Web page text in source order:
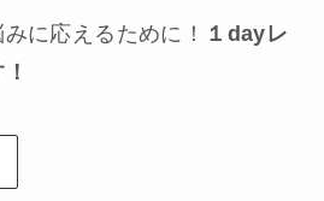
に応えるために！ １dayレ